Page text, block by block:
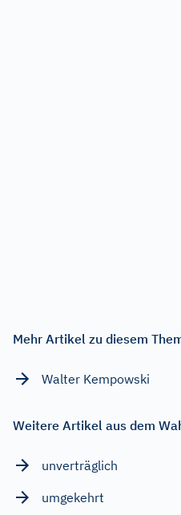
Mehr Artikel zu diesem
Walter Kempowski
Weitere Artikel aus dem
unverträglich
umgekehrt